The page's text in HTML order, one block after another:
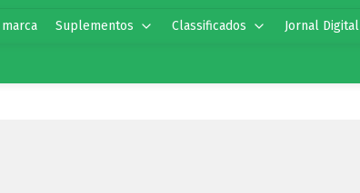
Suplementos Classificados Jornal Digital